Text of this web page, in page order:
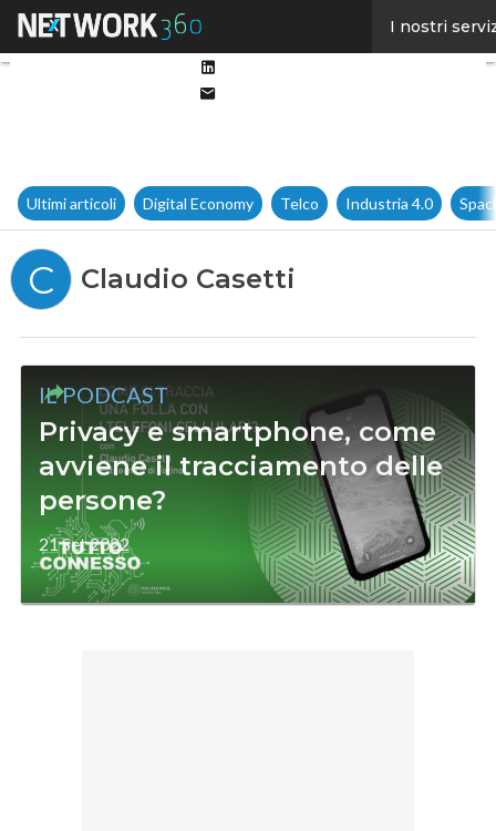
I nostri
Ultimi articoli Digital Economy Telco Industria 4.0
C Claudio Casetti
IL PODCAST
Privacy e smartphone, come
avviene il tracciamento delle
persone?
21 Set 2022